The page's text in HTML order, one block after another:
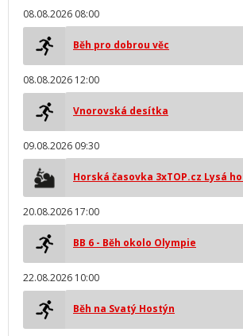
08.08.2026 08:00
Běh pro dobrou věc
08.08.2026 12:00
Vnorovská desítka
09.08.2026 09:30
Horská časovka 3xTOP.cz Lysá
20.08.2026 17:00
BB 6 - Běh okolo Olympie
22.08.2026 10:00
Běh na Svatý Hostýn